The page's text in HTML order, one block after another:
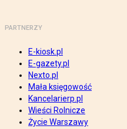
PARTNERZY
E-kiosk.pl
E-gazety.pl
Nexto.pl
Mała księgowość
Kancelarierp.pl
Wieści Rolnicze
Życie Warszawy